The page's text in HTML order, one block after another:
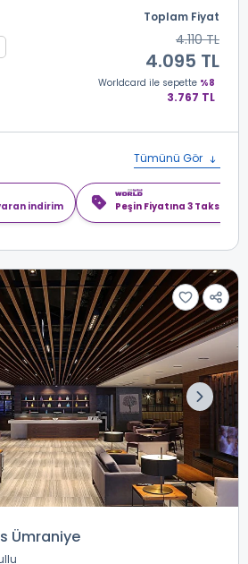
Toplam Fiyat
4.110 TL
4.095 TL
Worldcard ile sepette %8
3.767 TL
Tümünü Gör
indirim Peşin Fiyatına 3 Taksit
Ümraniye